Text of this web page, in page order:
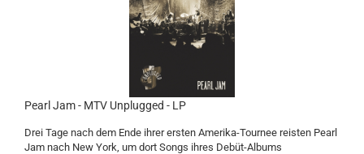
Pearl Jam - MTV Unplugged - LP
Drei Tage nach dem Ende ihrer ersten Amerika-Tournee reisten Pearl
Jam nach New York, um dort Songs ihres Debüt-Albums